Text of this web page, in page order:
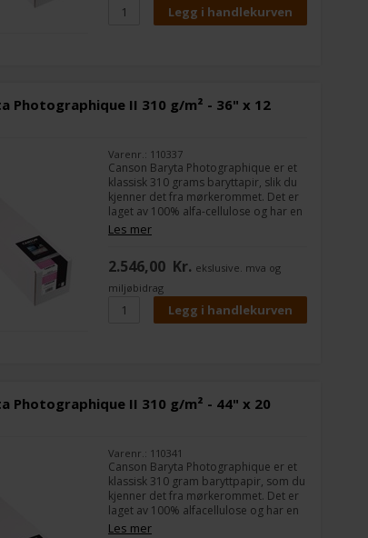
Photographique II 310 g/m² - 36" x 12
Varenr.: 110337
Canson Baryta Photographique er et
klassisk 310 grams baryttapir, slik du
kjenner det fra mørkerommet. Det er
laget av 100% alfa-cellulose og har en
myk struktur. Som andre typer
baryttapir, er det spesielt godt for
selvfølgelig også lage virkelig flotte
fargebilder.
Les mer
2.546,00 Kr. ekslusive. mva og
miljøbidrag
Photographique II 310 g/m² - 44" x 20
Varenr.: 110341
Canson Baryta Photographique er et
klassisk 310 gram baryttpapir, som du
kjenner det fra mørkerommet. Det er
laget av 100% alfacellulose og har en
myk struktur. Som andre typer
Les mer